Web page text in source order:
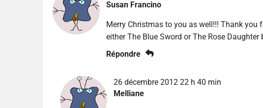
Susan Francino
Merry Christmas to you as well!!! Thank you
either The Blue Sword or The Rose Daughter
Répondre
26 décembre 2012 22 h 40 min
Melliane